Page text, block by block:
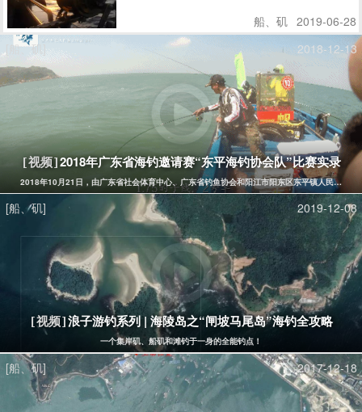
船、矶 2019-06-28
[船、矶]
2018-12-13
[视频]2018年广东省海钓邀请赛“东平海钓协会队”比赛实录
2018年10月21日，由广东省社会体育中心、广东省钓鱼协会和阳江市阳东区东平镇人民政府
[船、矶] 2019-12-08
[视频]浪子游钓系列 | 海陵岛之“闸坡马尾岛”海钓全攻略
一个集岸矶、船矶和滩钓于一身的全能钓点！
[船、矶] 2017-12-18